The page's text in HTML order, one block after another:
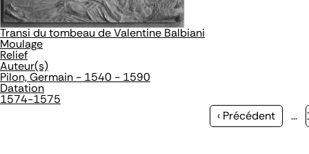
Transi du tombeau de Valentine Balbiani
Moulage
Relief
Auteur(s)
Pilon, Germain - 1540 - 1590
Datation
1574-1575
Page
‹ Précédent …